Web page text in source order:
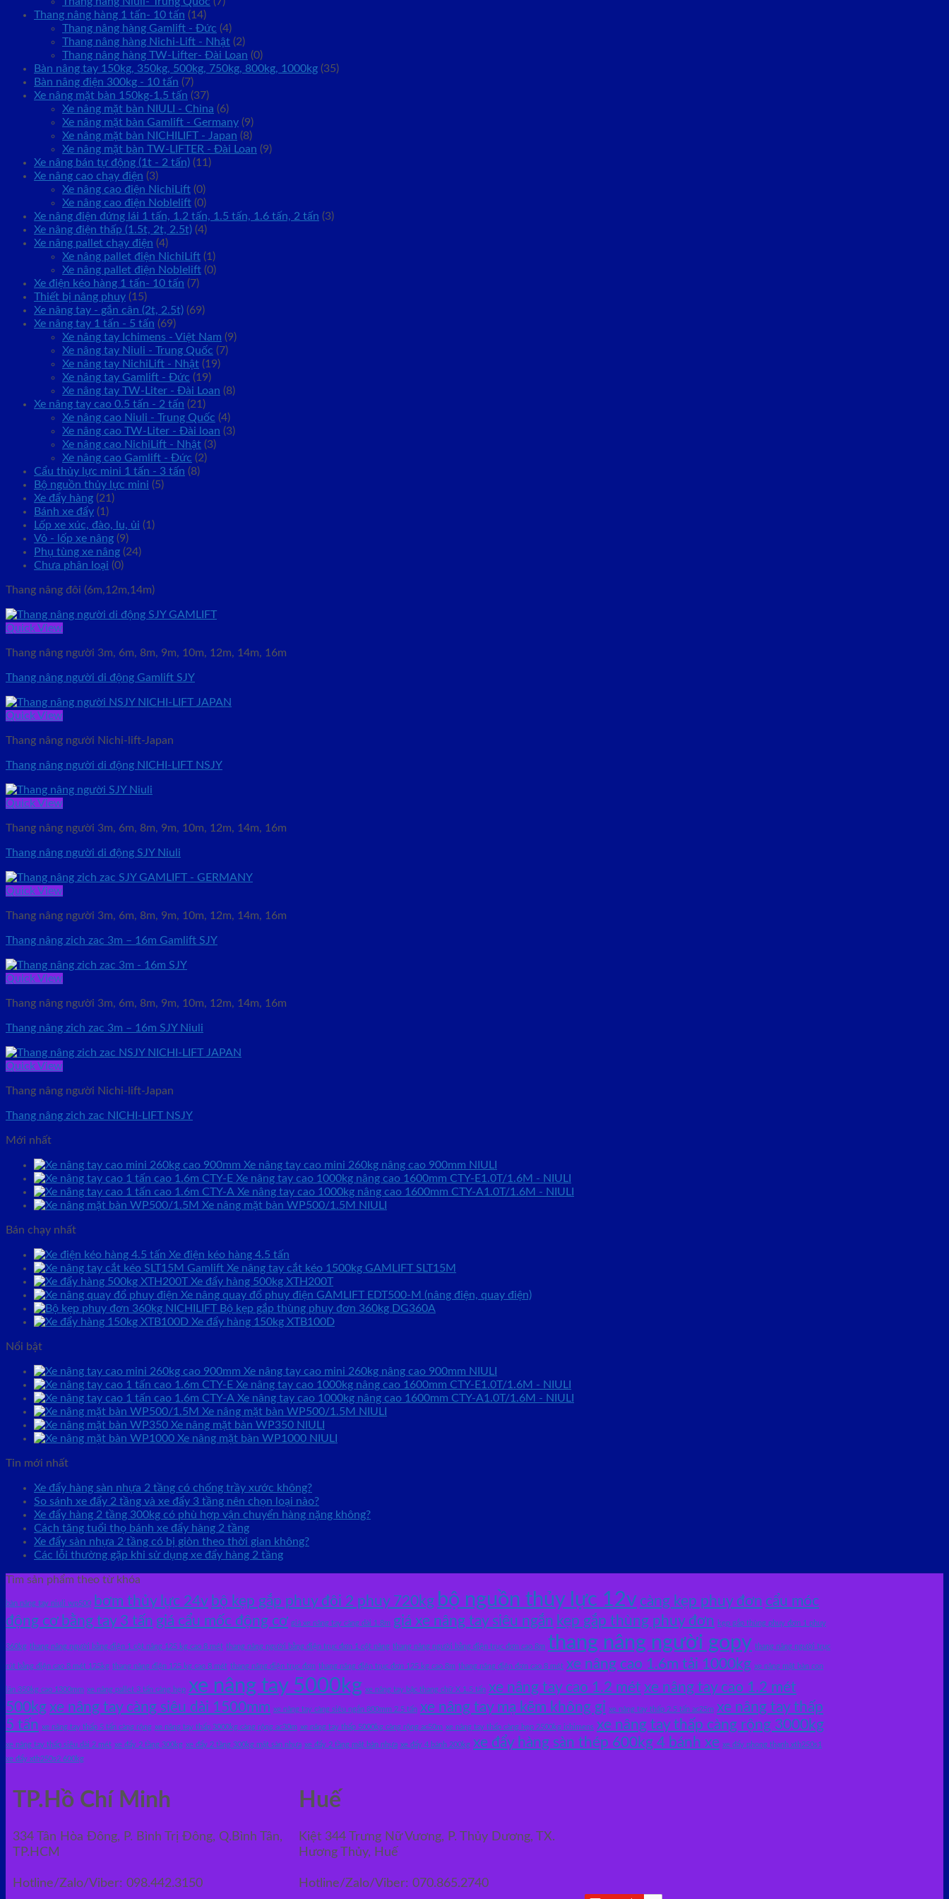
Thang nâng hàng 1 tấn- 10 tấn (14)
Thang nâng hàng Gamlift - Đức (4)
Thang nâng hàng Nichi-Lift - Nhật (2)
Thang nâng hàng TW-Lifter- Đài Loan (0)
Bàn nâng tay 150kg, 350kg, 500kg, 750kg, 800kg, 1000kg (35)
Bàn nâng điện 300kg - 10 tấn (7)
Xe nâng mặt bàn 150kg-1.5 tấn (37)
Xe nâng mặt bàn NIULI - China (6)
Xe nâng mặt bàn Gamlift - Germany (9)
Xe nâng mặt bàn NICHILIFT - Japan (8)
Xe nâng mặt bàn TW-LIFTER - Đài Loan (9)
Xe nâng bán tự động (1t - 2 tấn) (11)
Xe nâng cao chạy điện (3)
Xe nâng cao điện NichiLift (0)
Xe nâng cao điện Noblelift (0)
Xe nâng điện đứng lái 1 tấn, 1.2 tấn, 1.5 tấn, 1.6 tấn, 2 tấn (3)
Xe nâng điện thấp (1.5t, 2t, 2.5t) (4)
Xe nâng pallet chạy điện (4)
Xe nâng pallet điện NichiLift (1)
Xe nâng pallet điện Noblelift (0)
Xe điện kéo hàng 1 tấn- 10 tấn (7)
Thiết bị nâng phuy (15)
Xe nâng tay - gắn cân (2t, 2.5t) (69)
Xe nâng tay 1 tấn - 5 tấn (69)
Xe nâng tay Ichimens - Việt Nam (9)
Xe nâng tay Niuli - Trung Quốc (7)
Xe nâng tay NichiLift - Nhật (19)
Xe nâng tay Gamlift - Đức (19)
Xe nâng tay TW-Liter - Đài Loan (8)
Xe nâng tay cao 0.5 tấn - 2 tấn (21)
Xe nâng cao Niuli - Trung Quốc (4)
Xe nâng cao TW-Liter - Đài loan (3)
Xe nâng cao NichiLift - Nhật (3)
Xe nâng cao Gamlift - Đức (2)
Cẩu thủy lực mini 1 tấn - 3 tấn (8)
Bộ nguồn thủy lực mini (5)
Xe đẩy hàng (21)
Bánh xe đẩy (1)
Lốp xe xúc, đào, lu, ủi (1)
Vỏ - lốp xe nâng (9)
Phụ tùng xe nâng (24)
Chưa phân loại (0)
Thang nâng đôi (6m,12m,14m)
Quick View
Thang nâng người 3m, 6m, 8m, 9m, 10m, 12m, 14m, 16m
Thang nâng người di động Gamlift SJY
Quick View
Thang nâng người Nichi-lift-Japan
Thang nâng người di động NICHI-LIFT NSJY
Quick View
Thang nâng người 3m, 6m, 8m, 9m, 10m, 12m, 14m, 16m
Thang nâng người di động SJY Niuli
Quick View
Thang nâng người 3m, 6m, 8m, 9m, 10m, 12m, 14m, 16m
Thang nâng zich zac 3m – 16m Gamlift SJY
Quick View
Thang nâng người 3m, 6m, 8m, 9m, 10m, 12m, 14m, 16m
Thang nâng zich zac 3m – 16m SJY Niuli
Quick View
Thang nâng người Nichi-lift-Japan
Thang nâng zich zac NICHI-LIFT NSJY
Mới nhất
Xe nâng tay cao mini 260kg nâng cao 900mm NIULI
Xe nâng tay cao 1000kg nâng cao 1600mm CTY-E1.0T/1.6M - NIULI
Xe nâng tay cao 1000kg nâng cao 1600mm CTY-A1.0T/1.6M - NIULI
Xe nâng mặt bàn WP500/1.5M NIULI
Bán chạy nhất
Xe điện kéo hàng 4.5 tấn
Xe nâng tay cắt kéo 1500kg GAMLIFT SLT15M
Xe đẩy hàng 500kg XTH200T
Xe nâng quay đổ phuy điện GAMLIFT EDT500-M (nâng điện, quay điện)
Bộ kẹp gắp thùng phuy đơn 360kg DG360A
Xe đẩy hàng 150kg XTB100D
Nổi bật
Xe nâng tay cao mini 260kg nâng cao 900mm NIULI
Xe nâng tay cao 1000kg nâng cao 1600mm CTY-E1.0T/1.6M - NIULI
Xe nâng tay cao 1000kg nâng cao 1600mm CTY-A1.0T/1.6M - NIULI
Xe nâng mặt bàn WP500/1.5M NIULI
Xe nâng mặt bàn WP350 NIULI
Xe nâng mặt bàn WP1000 NIULI
Tin mới nhất
Xe đẩy hàng sàn nhựa 2 tầng có chống trầy xước không?
So sánh xe đẩy 2 tầng và xe đẩy 3 tầng nên chọn loại nào?
Xe đẩy hàng 2 tầng 300kg có phù hợp vận chuyển hàng nặng không?
Cách tăng tuổi thọ bánh xe đẩy hàng 2 tầng
Xe đẩy sàn nhựa 2 tầng có bị giòn theo thời gian không?
Các lỗi thường gặp khi sử dụng xe đẩy hàng 2 tầng
Tìm sản phẩm theo từ khóa
bàn nâng tay niuli wp500 bơm thủy lực 24v bộ kẹp gắp phuy đôi 2 phuy 720kg bộ nguồn thủy lực 12v càng kẹp phuy đơn cẩu móc
động cơ bằng tay 3 tấn giá cẩu mốc động cơ giá xe nâng tay càng dài 1.8m giá xe nâng tay siêu ngắn kẹp gắp thùng phuy đơn kẹp gắp thùng phuy đơn 1 phuy
360kg thang nâng người bằng điện 1 cột nâng 125 kg cao 8 mét thang nâng người bằng điện trục đơn 1 cột nâng thang nâng người bằng điện trục đơn cao 8m thang nâng người gopy thang nâng người trục
rút bằng điện cao 8 mét 125kg thang nâng điện 125 kg cao 8 mét thang nâng điện trục đơn thang nâng điện trục đơn 125 kg cao 8m thang nâng điện đơn cao 8 mét xe nâng cao 1.6m tải 1000kg xe nâng mặt bàn con
lăn 350kg cao 1300mm xe nâng pallet 3 tấn càng hẹp xe nâng tay 5000kg xe nâng tay bậc thang chữ X 1.5 tấn xe nâng tay cao 1.2 mét xe nâng tay cao 1.2 mét
500kgxe nâng tay càng siêu dài 1500mm xe nâng tay càng siêu ngắn 800mm 2.5 tấn xe nâng tay mạ kẽm không gỉ xe nâng tay thấp 2.5 tấn ac25m xe nâng tay thấp
5 tấn xe nâng tay thấp 5 tấn càng rộng xe nâng tay thấp 3000kg càng rộng ac30m xe nâng tay thấp 5000kg càng rộng ac50m xe nâng tay thấp càng hẹp 2500kg ichimens xe nâng tay thấp càng rộng 3000kg
xe nâng tay thấp siêu dài 2 mét xe đẩy 2 tầng 300kg xe đẩy 2 tầng 300kg mặt sàn nhựa xe đẩy 2 tầng mặt bàn nhựa xe đẩy 4 bánh 200kg xe đẩy hàng sàn thép 600kg 4 bánh xe xe đẩy phong thạnh xth250s1
xe đẩy xth250s2 600kg
TP.Hồ Chí Minh
334 Tân Hòa Đông, P. Bình Trị Đông, Q.Bình Tân,
TP.HCM
Hotline/Zalo/Viber: 098.442.3150
Huế
Kiệt 344 Trưng Nữ Vương, P. Thủy Dương, TX.
Hương Thủy, Huế
Hotline/Zalo/Viber: 070.865.2740